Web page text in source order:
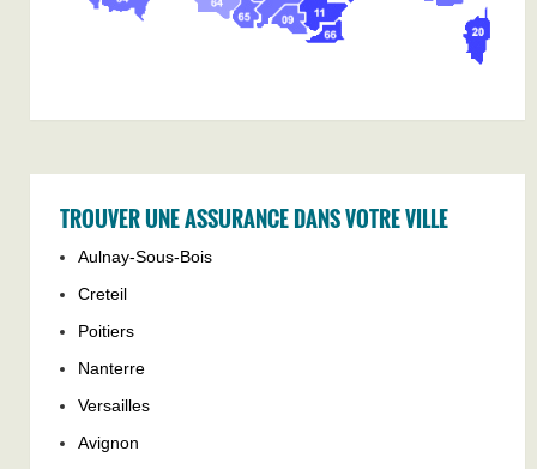
TROUVER UNE ASSURANCE DANS VOTRE VILLE
Aulnay-Sous-Bois
Creteil
Poitiers
Nanterre
Versailles
Avignon